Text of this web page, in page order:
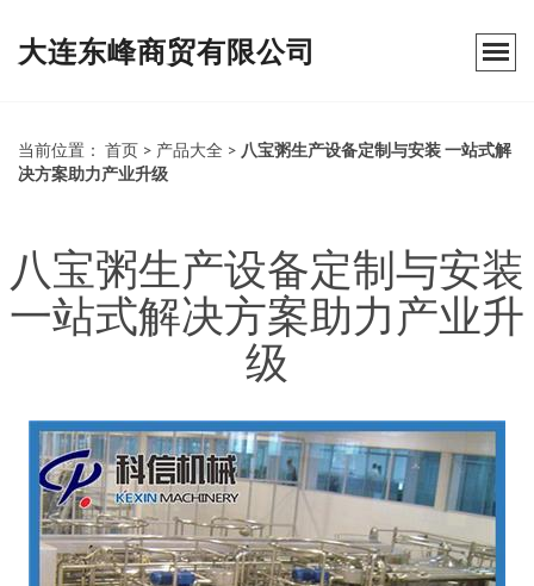
大连东峰商贸有限公司
当前位置： 首页 > 产品大全 > 八宝粥生产设备定制与安装 一站式解
决方案助力产业升级
八宝粥生产设备定制与安装
一站式解决方案助力产业升
级